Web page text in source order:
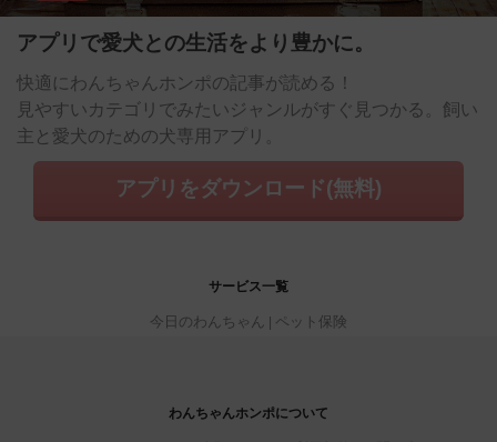
アプリで愛犬との生活をより豊かに。
快適にわんちゃんホンポの記事が読める！
見やすいカテゴリでみたいジャンルがすぐ見つかる。飼い
主と愛犬のための犬専用アプリ。
アプリをダウンロード(無料)
サービス一覧
今日のわんちゃん ペット保険
わんちゃんホンポについて